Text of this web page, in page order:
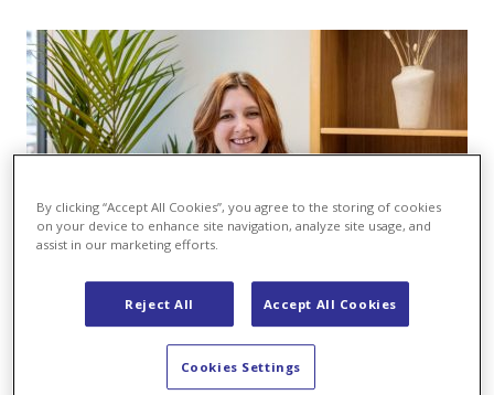
Arbeiten im Herzen des physischen
By clicking “Accept All Cookies”, you agree to the storing of cookies
on your device to enhance site navigation, analyze site usage, and
assist in our marketing efforts.
Reject All Accept All Cookies
Cookies Settings